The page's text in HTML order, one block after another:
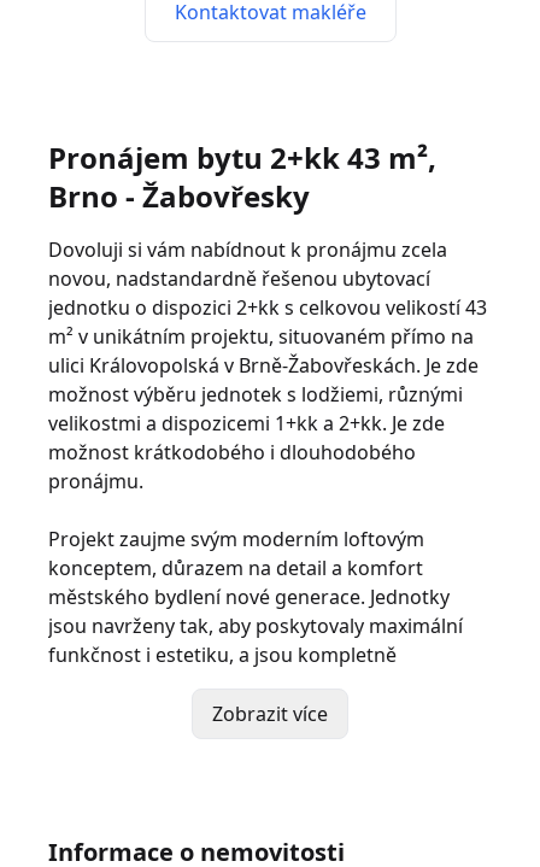
Kontaktovat makléře
Pronájem bytu 2+kk 43 m²,
Brno - Žabovřesky
Dovoluji si vám nabídnout k pronájmu zcela
novou, nadstandardně řešenou ubytovací
jednotku o dispozici 2+kk s celkovou velikostí 43
m² v unikátním projektu, situovaném přímo na
ulici Královopolská v Brně-Žabovřeskách. Je zde
možnost výběru jednotek s lodžiemi, různými
velikostmi a dispozicemi 1+kk a 2+kk. Je zde
možnost krátkodobého i dlouhodobého
pronájmu.
Projekt zaujme svým moderním loftovým
konceptem, důrazem na detail a komfort
městského bydlení nové generace. Jednotky
jsou navrženy tak, aby poskytovaly maximální
funkčnost i estetiku, a jsou kompletně
připraveny k okamžitému nastěhování. Kauce
činí 30.000,- Kč (v případě mazlíčků 40.000,- Kč).
klidová zóna na spaní a moderní koupelna se
Zobrazit více
Informace o nemovitosti